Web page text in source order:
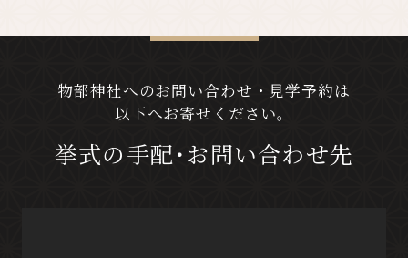
物部神社へのお問い合わせ・見学予約は
以下へお寄せください。
挙式の手配･お問い合わせ先